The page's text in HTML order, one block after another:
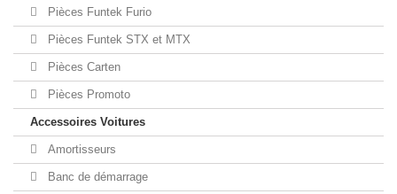
Pièces Funtek Furio
Pièces Funtek STX et MTX
Pièces Carten
Pièces Promoto
Accessoires Voitures
Amortisseurs
Banc de démarrage